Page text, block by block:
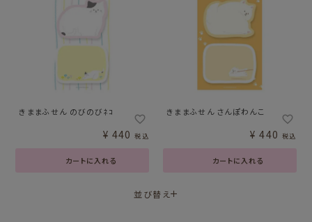
きままふせん のびのびﾈｺ
カートに入れる
¥ 440 税込
きままふせん さんぽわんこ
カートに入れる
¥ 440 税込
並び替え